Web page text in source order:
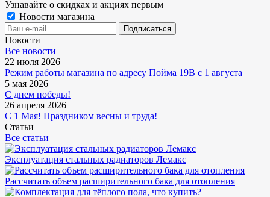
Узнавайте о скидках и акциях первым
Новости магазина
Новости
Все новости
22 июля 2026
Режим работы магазина по адресу Пойма 19В с 1 августа
5 мая 2026
С днем победы!
26 апреля 2026
С 1 Мая! Праздником весны и труда!
Статьи
Все статьи
Эксплуатация стальных радиаторов Лемакс
Рассчитать объем расширительного бака для отопления